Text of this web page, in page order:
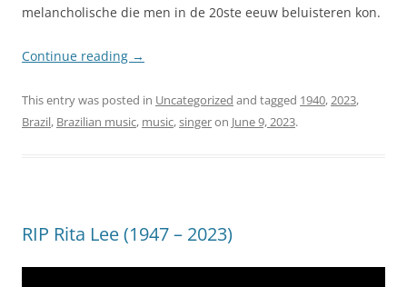
melancholische die men in de 20ste eeuw beluisteren kon.
Continue reading →
This entry was posted in Uncategorized and tagged 1940,2023,
Brazil, Brazilian music, music,singeron June 9, 2023.
RIP Rita Lee (1947 – 2023)